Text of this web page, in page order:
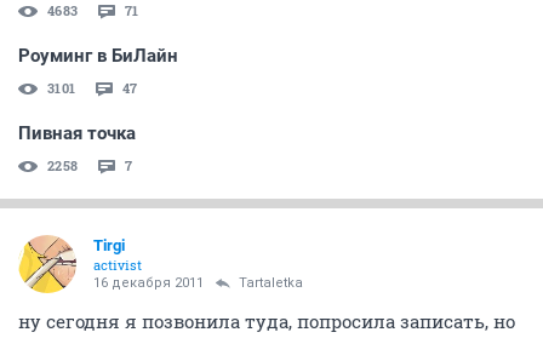
4683 71
Роуминг в БиЛайн
3101 47
Пивная точка
2258 7
Tirgi
activist
16 декабря 2011 Tartaletka
ну сегодня я позвонила туда, попросила записать, но